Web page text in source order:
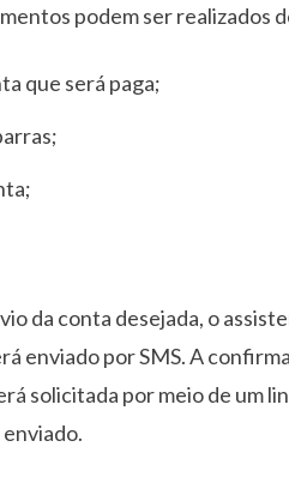
podem ser realizados
que será paga;
da conta desejada, o
enviado por SMS. A
solicitada por meio de um